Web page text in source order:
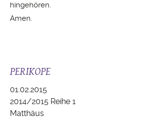
hingehören.
Amen.
PERIKOPE
01.02.2015
2014/2015 Reihe 1
Matthäus